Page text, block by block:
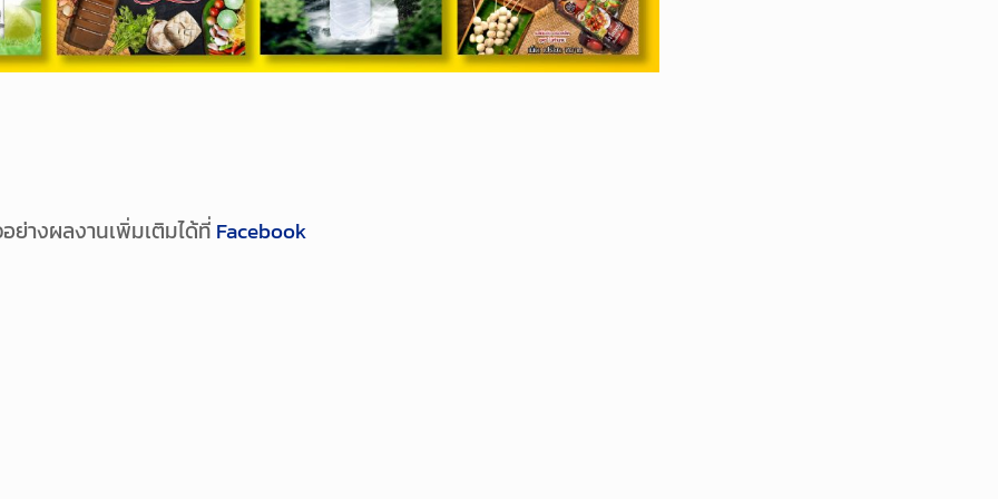
ย่างผลงานเพิ่มเติมได้ที่ Facebook